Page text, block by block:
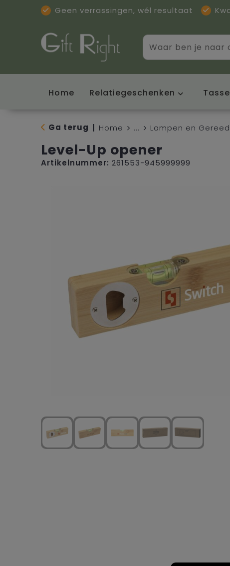
Geen verrassingen, wél resultaat
Home Relatiegeschenken
Ga terug Home ... Lampen en
Level-Up opener
Artikelnummer: 261553-945999999